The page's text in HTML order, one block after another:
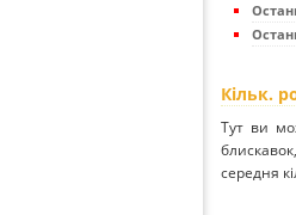
Кільк.
Тут ви
середня